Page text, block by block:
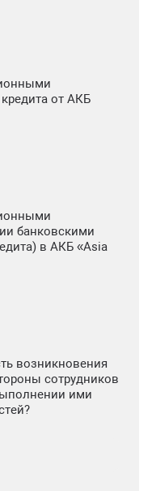
от АКБ
банковскими
в АКБ «Asia
возникновения
сотрудников
ими